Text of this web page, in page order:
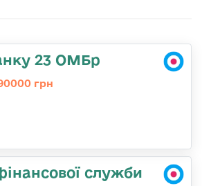
23 ОМБр
грн
служби